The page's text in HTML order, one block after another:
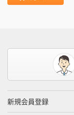
新規会員登録